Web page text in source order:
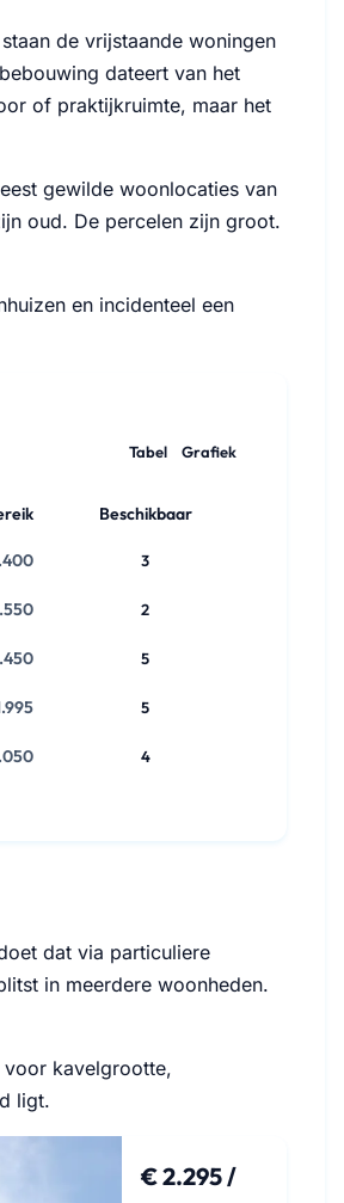
de vrijstaande woningen
dateert van het
of praktijkruimte, maar het
gewilde woonlocaties van
oud. De percelen zijn groot.
en incidenteel een
Tabel Grafiek
Beschikbaar
3
2
5
5
4
dat via particuliere
in meerdere woonheden.
kavelgrootte,
ligt.
€ 2.295 /